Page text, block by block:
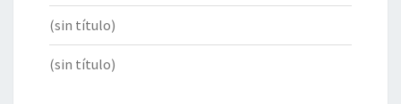
(sin título)
(sin título)